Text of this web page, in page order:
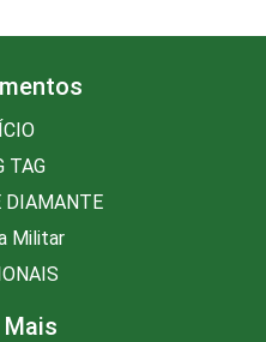
TAG
DIAMANTE
Militar
Mais